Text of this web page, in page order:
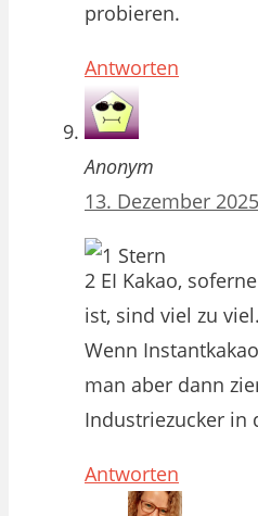
probieren.
Antworten
Anonym
13. Dezember
2 EI Kakao,
ist, sind viel zu viel.
Wenn
man aber dann
Industriezucker in
Antworten